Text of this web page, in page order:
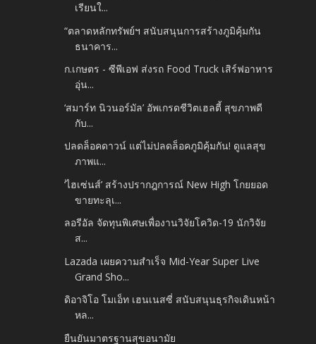
เรียนใ...
“ตลาดหลักทรัพย์ฯ สนับสนุนการสร้างภูมิคุ้มกัน
ธนาคาร...
ก.เกษตร - ซีพีเอฟ ส่งรถ Food Truck เสิร์ฟอาหาร
อุ่น...
‘สมาร์ท นิวนอร์มัล’ อัพเกรดชีวิตเฮลตี้ สุขภาพดี
กับ...
ปลดล็อคดาวน์ แต่ไม่ปลดล็อคภูมิคุ้มกัน! ดูแลสุข
ภาพแ...
‘ไฮเซ่นส์’ สร้างปรากฎการณ์ New High โกยยอด
ขายทะลุเ...
ลอรีอัล จัดทุนพิเศษเพื่องานวิจัยโควิด-19 นักวิจัย
ส...
Lazada เผยความสำเร็จ Mid-Year Super Live
Grand Sho...
ดิอาจิโอ โมเอ็ท เฮนเนสซี่ สนับสนุนธุรกิจเดินหน้า
หล...
ยืนยันมาตรฐานสุขอนามัย